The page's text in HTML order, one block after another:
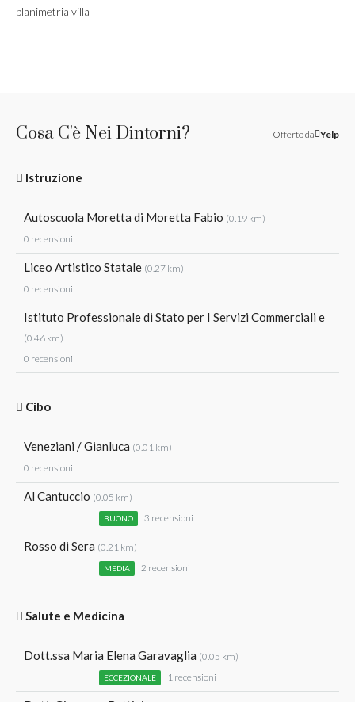
planimetria villa
Cosa C'è Nei Dintorni? Offerto da Yelp
Istruzione
Autoscuola Moretta di Moretta Fabio (0.19 km)
0 recensioni
Liceo Artistico Statale (0.27 km)
0 recensioni
Istituto Professionale di Stato per I Servizi Commerciali e
(0.46 km)
0 recensioni
Cibo
Veneziani / Gianluca (0.01 km)
0 recensioni
Al Cantuccio (0.05 km)
BUONO 3 recensioni
Rosso di Sera (0.21 km)
MEDIA 2 recensioni
Salute e Medicina
Dott.ssa Maria Elena Garavaglia (0.05 km)
ECCEZIONALE 1 recensioni